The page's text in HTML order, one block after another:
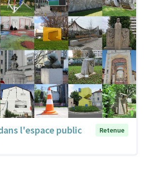
l'espace public
Retenue